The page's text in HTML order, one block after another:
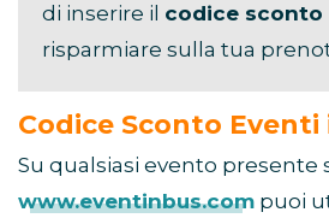
di inserire il codice sconto
risparmiare sulla tua
Codice Sconto Eventi
Su qualsiasi evento presente
www.eventinbus.com puoi